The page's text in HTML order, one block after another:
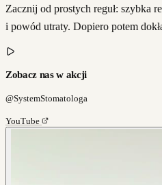
Zacznij od prostych reguł: szybka
i powód utraty. Dopiero potem
Zobacz nas w akcji
@SystemStomatologa
YouTube